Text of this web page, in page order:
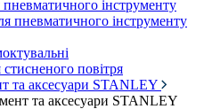
пневматичного інструменту
пневматичного інструменту
повітря
та аксесуари STANLEY
та аксесуари STANLEY